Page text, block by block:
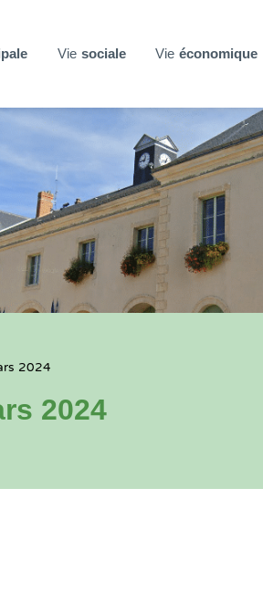
Vie sociale Vie économique
2024
2024